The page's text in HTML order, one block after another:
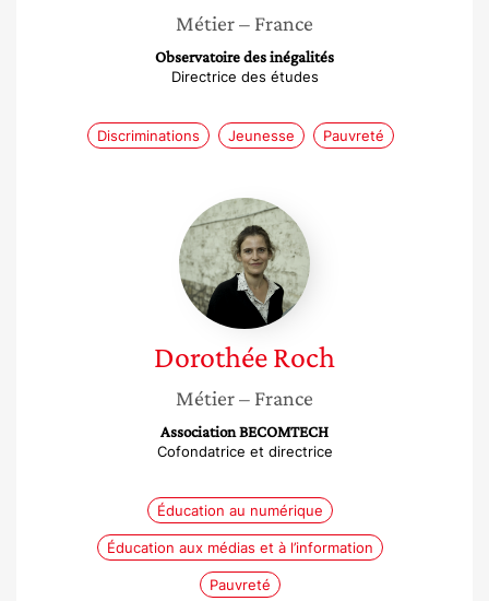
Métier– France
Observatoire des inégalités
Directrice des études
Discriminations Jeunesse Pauvreté
Dorothée
Roch
DorothéeRoch
Métier– France
Association BECOMTECH
Cofondatrice et directrice
Éducation au numérique
Éducation aux médias et à l’information
Pauvreté